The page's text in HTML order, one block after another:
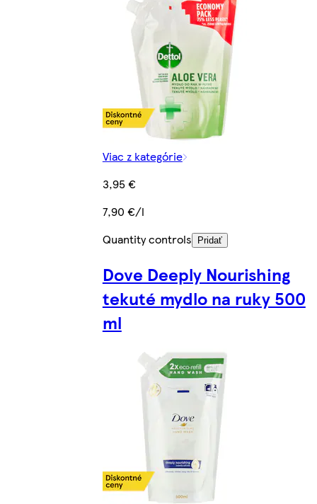
Viac z kategórie
3,95 €
7,90 €/l
Quantity controls
Pridať
Dove Deeply Nourishing
tekuté mydlo na ruky 500
ml